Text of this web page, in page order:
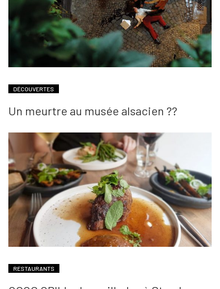
DÉCOUVERTES
Un meurtre au musée alsacien ??
RESTAURANTS